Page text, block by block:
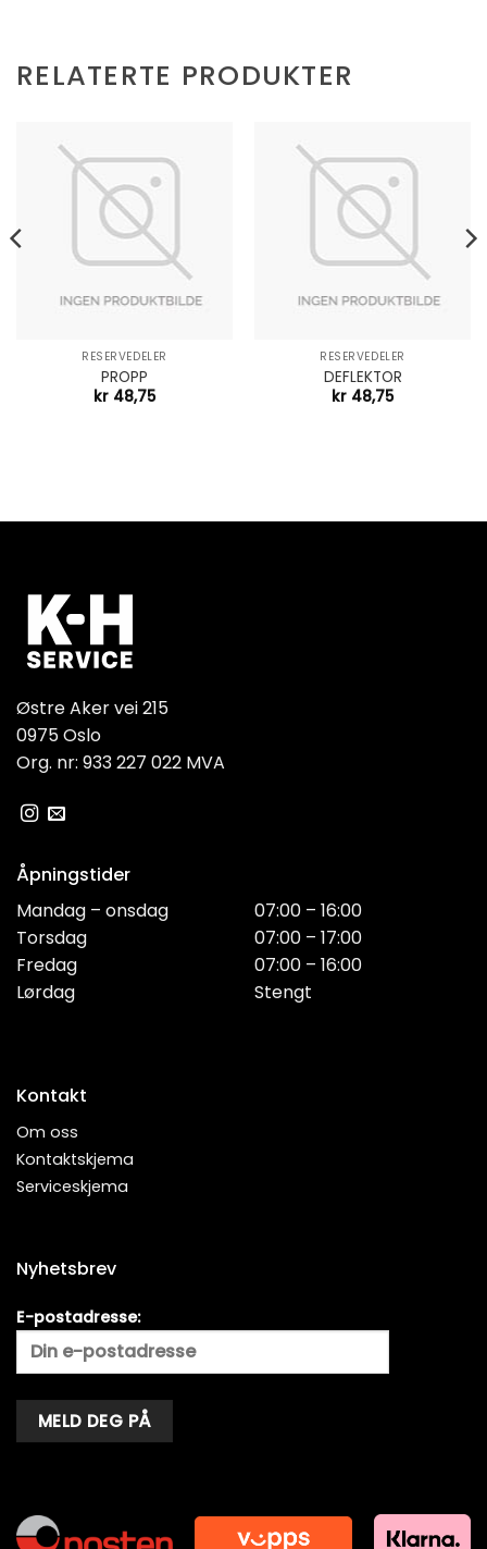
RELATERTE PRODUKTER
RESERVEDELER
PROPP
kr 48,75
RESERVEDELER
DEFLEKTOR
kr 48,75
Østre Aker vei 215
0975 Oslo
Org. nr: 933 227 022 MVA
Åpningstider
Mandag – onsdag
Torsdag
Fredag
Lørdag
07:00 – 16:00
07:00 – 17:00
07:00 – 16:00
Stengt
Kontakt
Om oss
Kontaktskjema
Serviceskjema
Nyhetsbrev
E-postadresse: